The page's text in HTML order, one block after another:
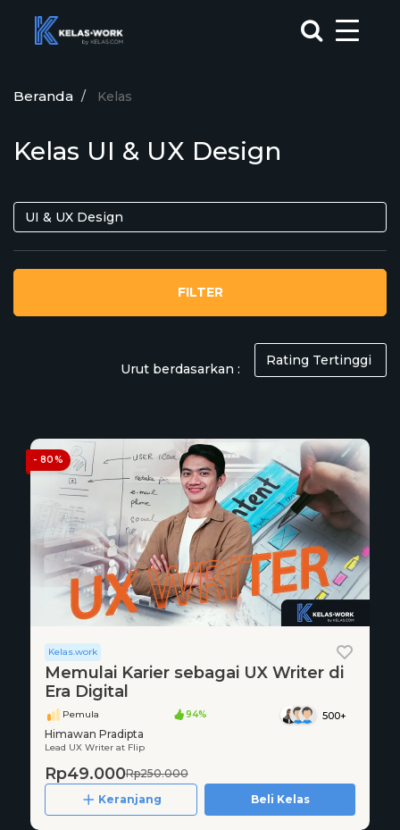
Beranda Kelas
Kelas UI & UX Design
FILTER
Urut berdasarkan :
- 80%
Kelas.work
Memulai Karier sebagai UX Writer di
Era Digital
Pemula 94% 500+
Himawan Pradipta
Lead UX Writer at Flip
Rp49.000Rp250.000
Keranjang
Beli Kelas